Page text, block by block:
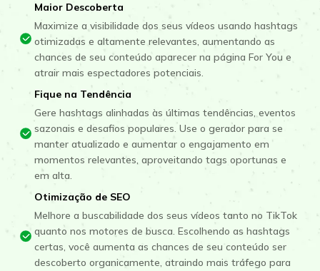
Maior Descoberta
Maximize a visibilidade dos seus vídeos usando hashtags
otimizadas e altamente relevantes, aumentando as
chances de seu conteúdo aparecer na página For You e
atrair mais espectadores potenciais.
Fique na Tendência
Gere hashtags alinhadas às últimas tendências, eventos
sazonais e desafios populares. Use o gerador para se
manter atualizado e aumentar o engajamento em
momentos relevantes, aproveitando tags oportunas e
em alta.
Otimização de SEO
Melhore a buscabilidade dos seus vídeos tanto no TikTok
quanto nos motores de busca. Escolhendo as hashtags
certas, você aumenta as chances de seu conteúdo ser
descoberto organicamente, atraindo mais tráfego para